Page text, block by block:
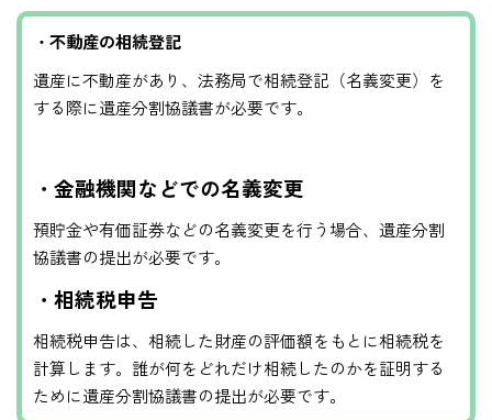
・不動産の相続登記
遺産に不動産があり、法務局で相続登記（名義変更）を
する際に遺産分割協議書が必要です。
・金融機関などでの名義変更
預貯金や有価証券などの名義変更を行う場合、遺産分割
協議書の提出が必要です。
・相続税申告
相続税申告は、相続した財産の評価額をもとに相続税を
計算します。誰が何をどれだけ相続したのかを証明する
ために遺産分割協議書の提出が必要です。